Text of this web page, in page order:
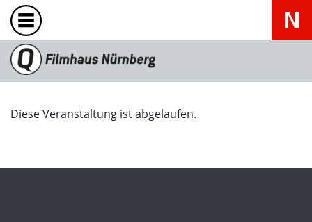
Diese Veranstaltung ist abgelaufen.